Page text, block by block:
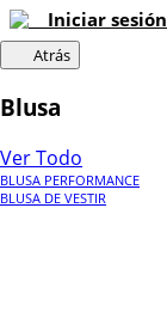
Iniciar sesión
Atrás
Blusa
Ver Todo
BLUSA PERFORMANCE
BLUSA DE VESTIR